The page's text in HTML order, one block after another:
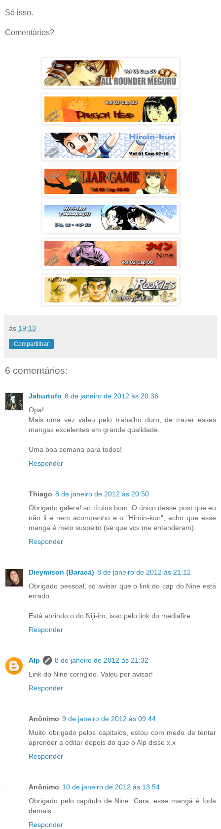
Só isso.
Comentários?
às 19:13
Compartilhar
6 comentários:
Jaburtufo 8 de janeiro de 2012 às 20:36
Opa!
Mais uma vez valeu pelo trabalho duro, de trazer esses
mangas excelentes em grande qualidade.
Uma boa semana para todos!
Responder
Thiago 8 de janeiro de 2012 às 20:50
Obrigado galera! só títulos bom. O único desse post que eu
não li e nem acompanho e o "Hiroin-kun", acho que esse
manga é meio suspeito (se que vcs me entenderam).
Responder
Dieymison (Baraca) 8 de janeiro de 2012 às 21:12
Obrigado pessoal, só avisar que o link do cap do Nine está
errado.
Está abrindo o do Niji-iro, isso pelo link do mediafire.
Responder
Alp
8 de janeiro de 2012 às 21:32
Link do Nine corrigido. Valeu por avisar!
Responder
Anônimo 9 de janeiro de 2012 às 09:44
Muito obrigado pelos capitulos, estou com medo de tentar
aprender a editar depois do que o Alp disse x.x
Responder
Anônimo 10 de janeiro de 2012 às 13:54
Obrigado pelo capítulo de Nine. Cara, esse mangá é foda
demais.
Responder